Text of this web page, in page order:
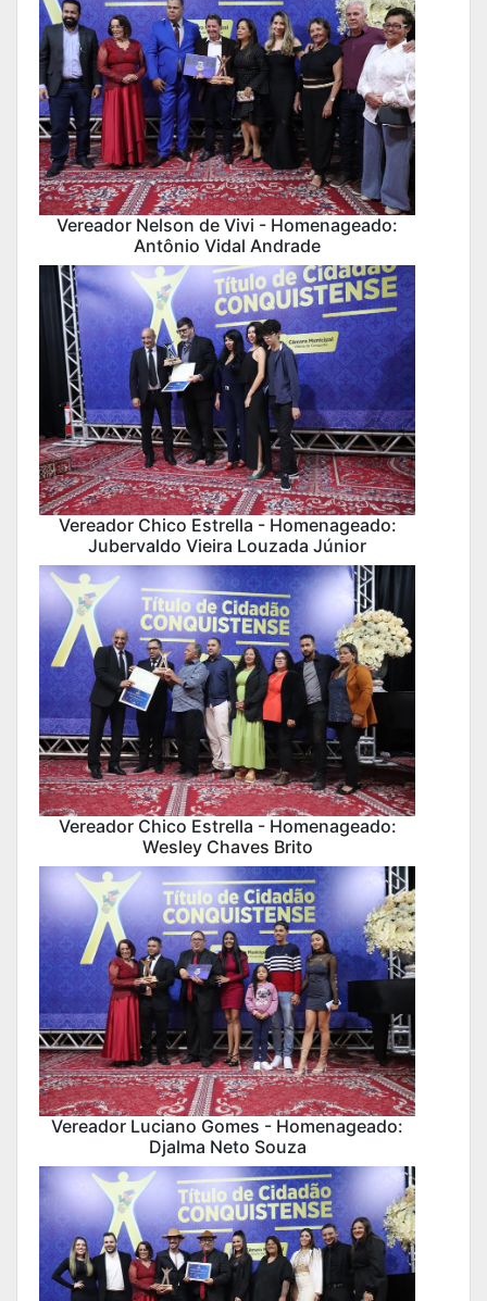
Vereador Nelson de Vivi - Homenageado:
Antônio Vidal Andrade
Vereador Chico Estrella - Homenageado:
Jubervaldo Vieira Louzada Júnior
Vereador Chico Estrella - Homenageado:
Wesley Chaves Brito
Vereador Luciano Gomes - Homenageado:
Djalma Neto Souza